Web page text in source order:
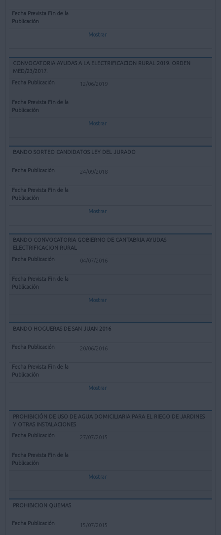
Mostrar
CONVOCATORIA AYUDAS A LA ELECTRIFICACION RURAL 2019. ORDEN
MED/23/2017.
12/06/2019
Mostrar
BANDO SORTEO CANDIDATOS LEY DEL JURADO
24/09/2018
Mostrar
BANDO CONVOCATORIA GOBIERNO DE CANTABRIA AYUDAS
ELECTRIFICACION RURAL
04/07/2016
Mostrar
BANDO HOGUERAS DE SAN JUAN 2016
20/06/2016
Mostrar
PROHIBICIÓN DE USO DE AGUA DOMICILIARIA PARA EL RIEGO DE JARDINES
Y OTRAS INSTALACIONES
27/07/2015
Mostrar
PROHIBICION QUEMAS
15/07/2015